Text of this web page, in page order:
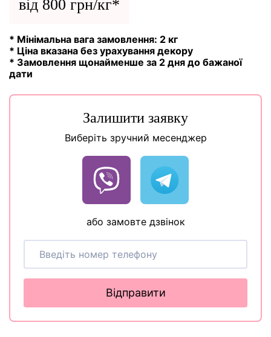
від 800 грн/кг*
* Мінімальна вага замовлення: 2 кг
* Ціна вказана без урахування декору
* Замовлення щонайменше за 2 дня до бажаної
дати
Залишити заявку
Виберіть зручний месенджер
або замовте дзвінок
Відправити